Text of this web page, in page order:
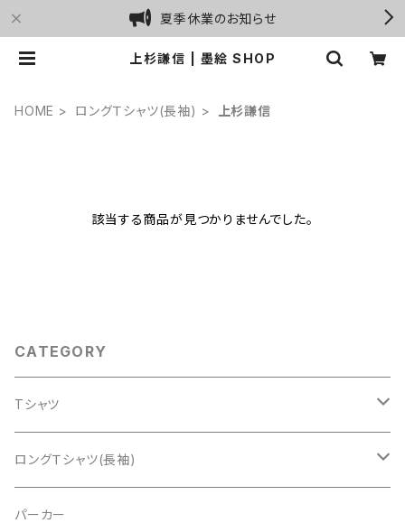
夏季休業のお知らせ
上杉謙信 | 墨絵 SHOP
HOME ロングＴシャツ(長袖) 上杉謙信
該当する商品が見つかりませんでした。
CATEGORY
Tシャツ
真田幸村
伊達政宗
ロングＴシャツ(長袖)
上杉謙信
パーカー